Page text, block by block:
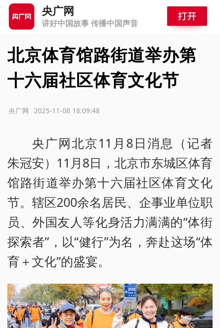
央广网
讲好中国故事 传播中国声音
北京体育馆路街道举办第
十六届社区体育文化节
2025-11-08 18:09:48
央广网
央广网北京11月8日消息（记者
朱冠安）11月8日，北京市东城区体育
馆路街道举办第十六届社区体育文化
节。辖区200余名居民、企事业单位职
员、外国友人等化身活力满满的“体街
探索者”，以“健行”为名，奔赴这场“体
育＋文化”的盛宴。